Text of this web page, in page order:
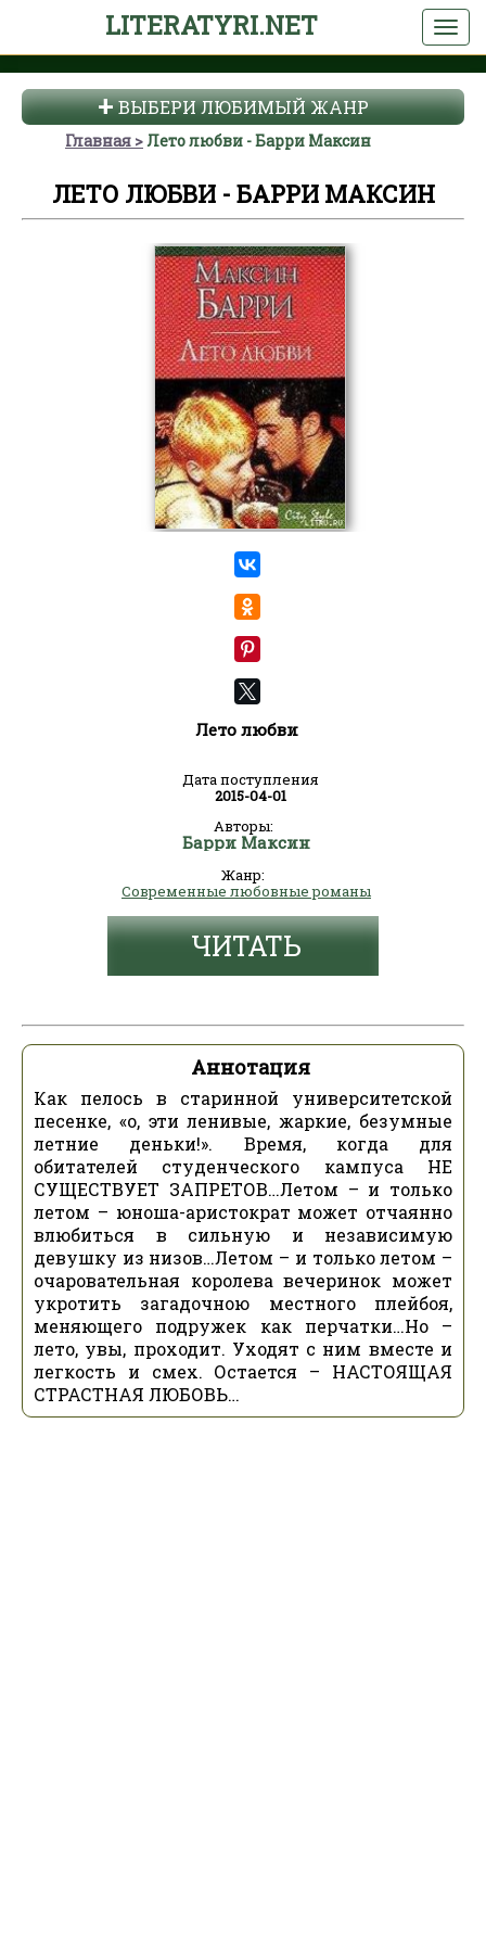
LITERATYRI.NET
ВЫБЕРИ ЛЮБИМЫЙ ЖАНР
Главная Лето любви - Барри Максин
ЛЕТО ЛЮБВИ - БАРРИ МАКСИН
Лето любви
Дата поступления
2015-04-01
Авторы:
Барри Максин
Жанр:
Современные любовные романы
ЧИТАТЬ
Аннотация
Как пелось в старинной университетской
песенке, «о, эти ленивые, жаркие, безумные
летние деньки!». Время, когда для
обитателей студенческого кампуса НЕ
СУЩЕСТВУЕТ ЗАПРЕТОВ…Летом – и только
летом – юноша-аристократ может отчаянно
влюбиться в сильную и независимую
девушку из низов…Летом – и только летом –
очаровательная королева вечеринок может
укротить загадочною местного плейбоя,
меняющего подружек как перчатки…Но –
лето, увы, проходит. Уходят с ним вместе и
легкость и смех. Остается – НАСТОЯЩАЯ
СТРАСТНАЯ ЛЮБОВЬ…